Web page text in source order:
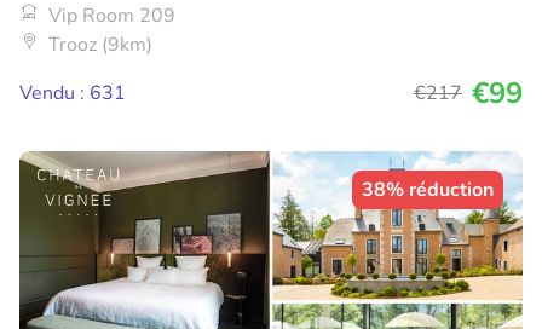
Vip Room 209
Trooz (9km)
Vendu : 631
€217 €99
38% réduction